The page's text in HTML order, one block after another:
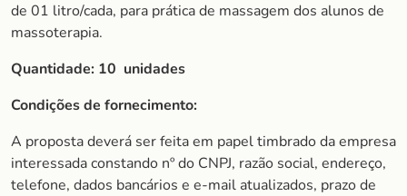
de 01 litro/cada, para prática de massagem dos alunos de
massoterapia.
Quantidade: 10 unidades
Condições de fornecimento:
A proposta deverá ser feita em papel timbrado da empresa
interessada constando nº do CNPJ, razão social, endereço,
telefone, dados bancários e e-mail atualizados, prazo de